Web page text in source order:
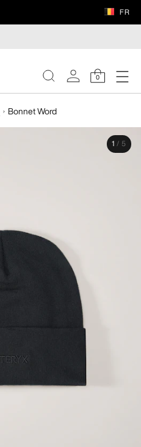
FR
0
Bonnet Word
1 / 5